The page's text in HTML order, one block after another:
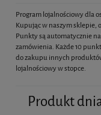
Program lojalnościowy dla
Kupując w naszym sklepie,
Punkty są automatycznie
zamówienia. Każde 10
do zakupu innych
lojalnościowy w stopce.
Produkt